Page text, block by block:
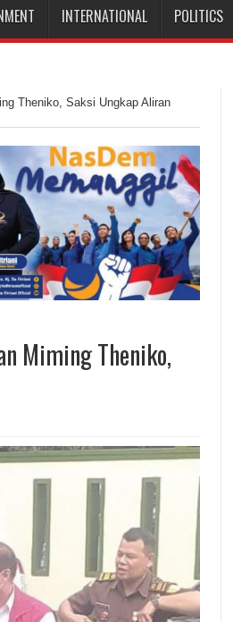
INTERNATIONAL POLITICS
Theniko, Saksi Ungkap Aliran
Miming Theniko,